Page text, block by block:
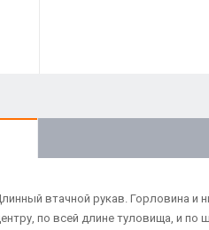
втачной рукав. Горловина
по всей длине туловища, и